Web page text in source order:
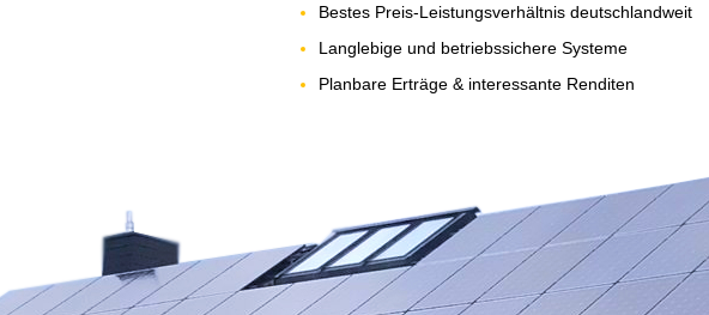
Bestes Preis-Leistungsverhältnis deutschlandweit
Langlebige und betriebssichere Systeme
Planbare Erträge & interessante Renditen